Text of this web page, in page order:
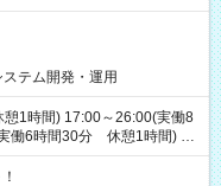
テム開発・運用
1時間) 17:00～26:00(実働8
働6時間30分 休憩1時間) ※
を連続で行って頂きます